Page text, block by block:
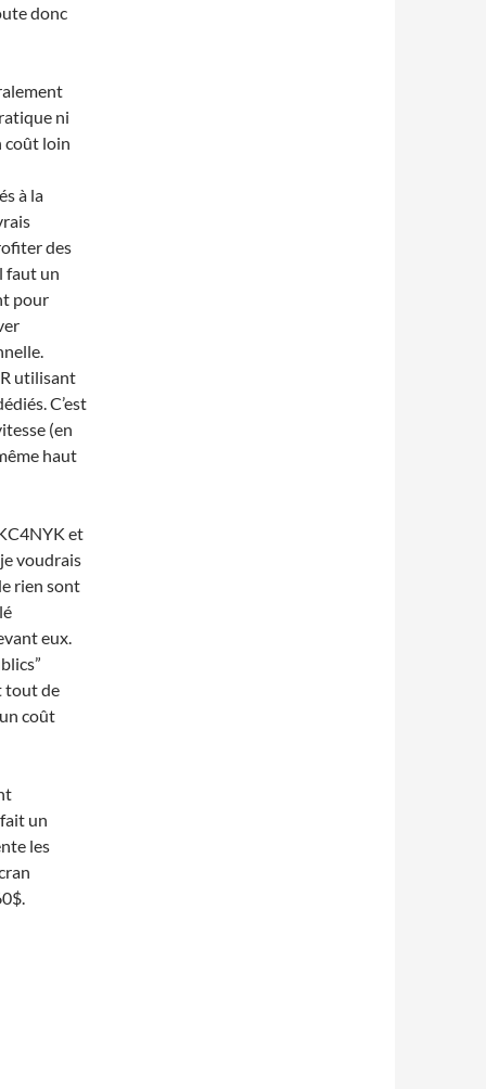
donc
ni
coût loin
à la
des
faut un
pour
utilisant
C’est
(en
haut
et
je voudrais
rien sont
eux.
tout de
coût
un
les